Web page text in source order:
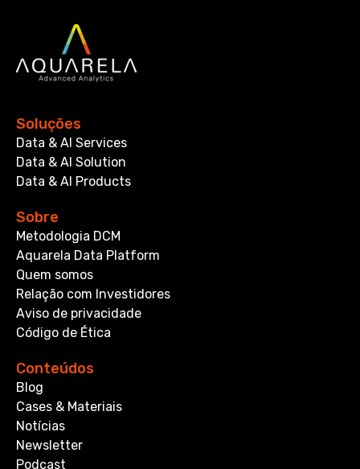
Soluções
Data & AI Services
Data & AI Solution
Data & AI Products
Sobre
Metodologia DCM
Aquarela Data Platform
Quem somos
Relação com Investidores
Aviso de privacidade
Código de Ética
Conteúdos
Blog
Cases & Materiais
Notícias
Newsletter
Podcast